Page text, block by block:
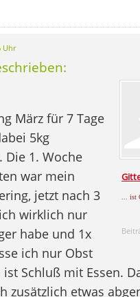
Uhr
... ist
März für 7 Tage
5kg
Die 1. Woche
war mein
jetzt nach 3
wirklich nur
habe und 1x
ich nur Obst
ist Schluß mit Essen.
zusätzlich etwas